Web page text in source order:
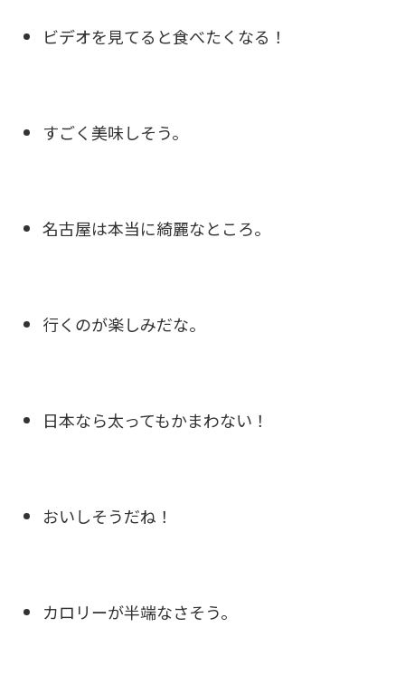
ビデオを見てると食べたくなる！
すごく美味しそう。
名古屋は本当に綺麗なところ。
行くのが楽しみだな。
日本なら太ってもかまわない！
おいしそうだね！
カロリーが半端なさそう。